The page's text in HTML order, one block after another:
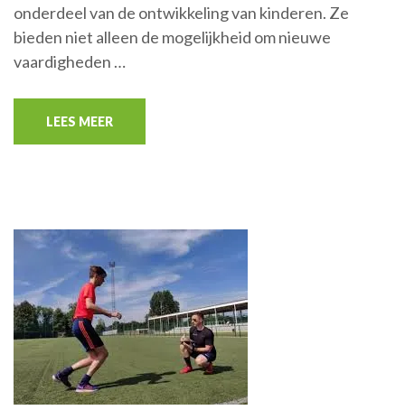
onderdeel van de ontwikkeling van kinderen. Ze
bieden niet alleen de mogelijkheid om nieuwe
vaardigheden …
LEES MEER